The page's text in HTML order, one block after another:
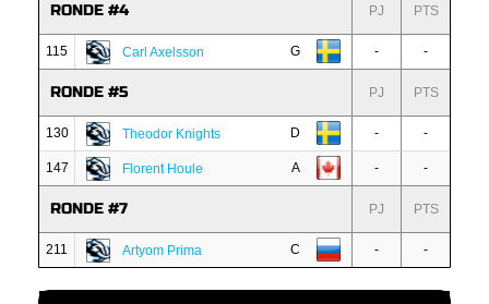
RONDE #4 PJ PTS
115 Carl Axelsson G - -
RONDE #5 PJ PTS
130 Theodor Knights D - -
147 Florent Houle A - -
RONDE #7 PJ PTS
211 Artyom Prima C - -